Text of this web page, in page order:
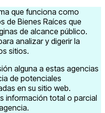
que funciona como
de Bienes Raíces que
de alcance público.
analizar y digerir la
sitios.
alguna a estas agencias
de potenciales
en su sitio web.
información total o parcial